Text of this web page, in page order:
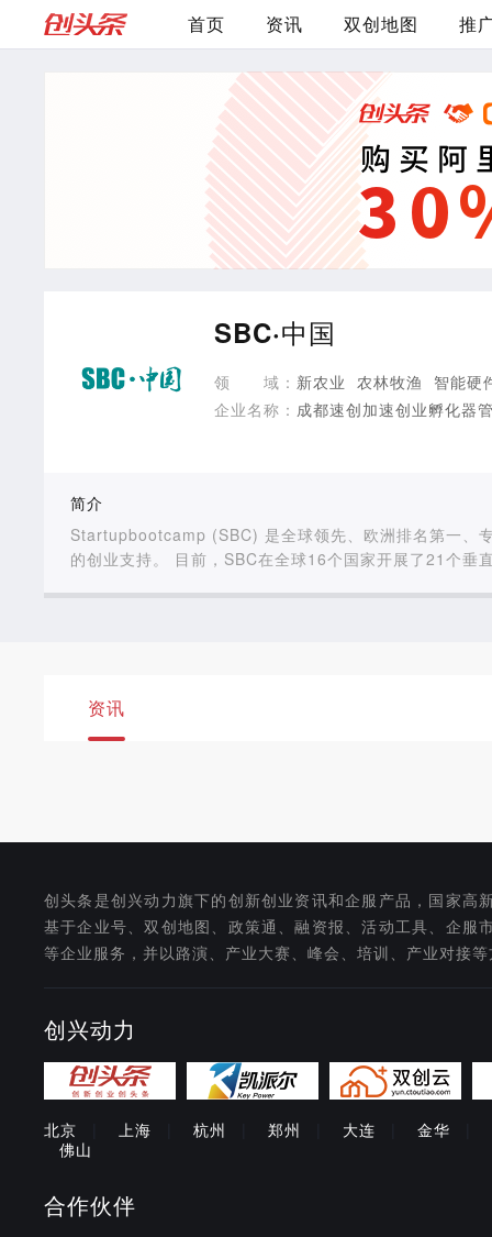
首页 资讯 双创地图 推
SBC·中国
领 域： 新农业 农林牧渔
智能硬
企业名称： 成都速创加速创业孵化器
简介
Startupbootcamp (SBC) 是全球领先、欧洲排名第一、
的创业支持。 目前，SBC在全球16个国家开展了21个垂
接受了来自SBC全球创业导师1对1的专业指导，并在
资讯
创头条是创兴动力旗下的创新创业资讯和企服产品，国家高
基于企业号、双创地图、政策通、融资报、活动工具、企服
等企业服务，并以路演、产业大赛、峰会、培训、产业对接
创兴动力
北京 上海 杭州 郑州 大连 金华
佛山
合作伙伴